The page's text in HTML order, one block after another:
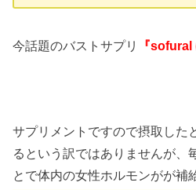
今話題のバストサプリ 『sofural
サプリメントですので摂取した
るという訳ではありませんが、
とで体内の女性ホルモンがが補